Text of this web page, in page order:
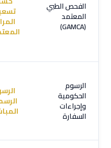
الفحص الطبي
المعتمد
(GAMCA)
الرسوم
الحكومية
وإجراءات
السفارة